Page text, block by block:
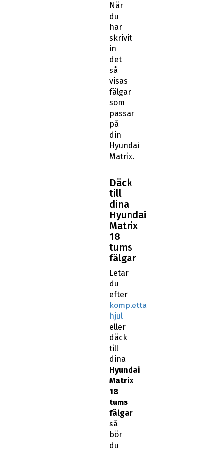
När
du
har
skrivit
in
det
så
visas
fälgar
som
passar
på
din
Hyundai
Matrix.
Däck
till
dina
Hyundai
Matrix
18
tums
fälgar
Letar
du
efter
kompletta
hjul
eller
däck
till
dina
Hyundai
Matrix
18
tums
fälgar
så
bör
du